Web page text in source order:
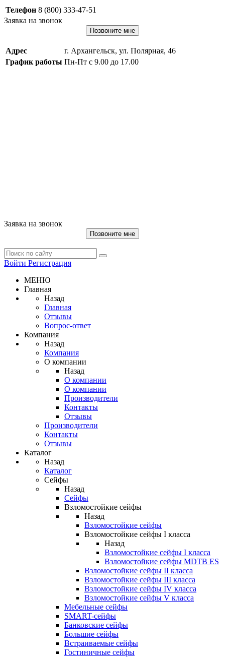
Телефон 8 (800) 333-47-51
Заявка на звонок
Позвоните мне
Адрес
г. Архангельск, ул. Полярная, 46
График работы Пн-Пт с 9.00 до 17.00
Заявка на звонок
Позвоните мне
Войти Регистрация
МЕНЮ
Главная
Назад
Главная
Отзывы
Вопрос-ответ
Компания
Назад
Компания
О компании
Назад
О компании
О компании
Производители
Контакты
Отзывы
Производители
Контакты
Отзывы
Каталог
Назад
Каталог
Сейфы
Назад
Сейфы
Взломостойкие сейфы
Назад
Взломостойкие сейфы
Взломостойкие сейфы I класса
Назад
Взломостойкие сейфы I класса
Взломостойкие сейфы MDTB ES
Взломостойкие сейфы II класса
Взломостойкие сейфы III класса
Взломостойкие сейфы IV класса
Взломостойкие сейфы V класса
Мебельные сейфы
SMART-сейфы
Банковские сейфы
Большие сейфы
Встраиваемые сейфы
Гостиничные сейфы